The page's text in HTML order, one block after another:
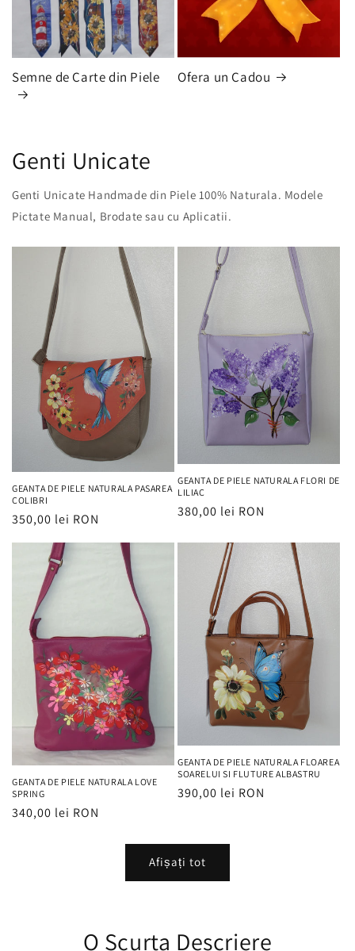
Semne de Carte din Piele Ofera un Cadou
Genti Unicate
Genti Unicate Handmade din Piele 100% Naturala. Modele
Pictate Manual, Brodate sau cu Aplicatii.
GEANTA DE PIELE NATURALA PASAREA
COLIBRI
Preț
350,00 lei RON
GEANTA DE PIELE NATURALA FLORI DE
LILIAC
Preț
380,00 lei RON
GEANTA DE PIELE NATURALA LOVE
SPRING
Preț
340,00 lei RON
GEANTA DE PIELE NATURALA FLOAREA
SOARELUI SI FLUTURE ALBASTRU
Preț
390,00 lei RON
Afișați tot
O Scurta Descriere